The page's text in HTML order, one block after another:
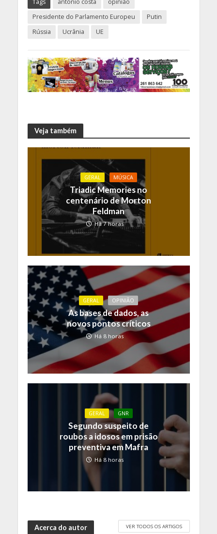
Tags antónio costa
opinião
Presidente do Parlamento Europeu
Putin
Rússia
Ucrânia UE
Veja também
GERAL MÚSICA
Triadic Memories no
centenário de Morton
Feldman
Há 7 horas
GERAL OPINIÃO
As bases de dados, as
novos pontos críticos
Há 8 horas
GERAL GNR
Segundo suspeito de
roubos a idosos em prisão
preventiva em Mafra
Há 8 horas
Acerca do autor VER TODOS OS ARTIGOS